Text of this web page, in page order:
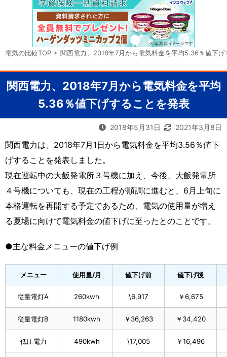
電気の比較TOP > 関西電力、2018年7月から電気料金を平均5.36％値下げ
関西電力、2018年7月から電気料金を平均
5.36％値下げすることを発表
2018年5月31日 2021年3月8日
関西電力は、2018年7月1日から電気料金を平均3.56％値下
げすることを発表しました。
現在運転中の大飯発電所３号機に加え、今後、大飯発電所
４号機についても、現在の工程が順調に進むと、6月上旬に
本格運転を再開する予定であるため、電気の使用量が増え
る夏場に向けて電気料金の値下げに至ったとのことです。
●主な料金メニューの値下げ例
メニュー 使用量/月 値下げ前 値下げ後
従量電灯A 260kwh \6,917 ￥6,675
従量電灯B 1180kwh ￥36,263 ￥34,420
低圧電力 490kwh \17,005 ￥16,496